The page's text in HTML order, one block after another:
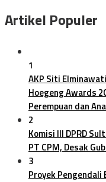
Artikel Populer
1
AKP Siti
Hoegeng Awards
Perempuan dan
2
Komisi III DPRD
PT CPM, Desak
3
Proyek Pengendali